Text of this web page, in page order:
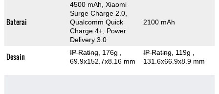
Baterai
4500 mAh, Xiaomi
Surge Charge 2.0,
Qualcomm Quick
Charge 4+, Power
Delivery 3.0
2100 mAh
Desain IP Rating, 176g
69.9x152.7x8.16 mm
IP Rating, 119g
131.6x66.9x8.9 mm